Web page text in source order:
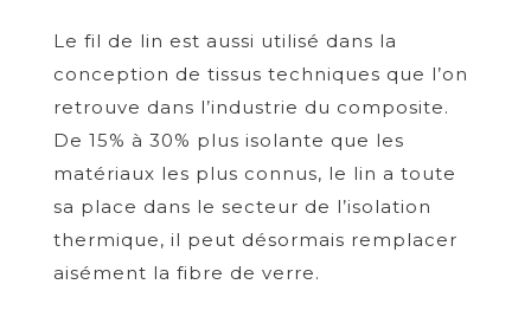
Le fil de lin est aussi utilisé dans la
conception de tissus techniques que l’on
retrouve dans l’industrie du composite.
De 15% à 30% plus isolante que les
matériaux les plus connus, le lin a toute
sa place dans le secteur de l’isolation
thermique, il peut désormais remplacer
aisément la fibre de verre.